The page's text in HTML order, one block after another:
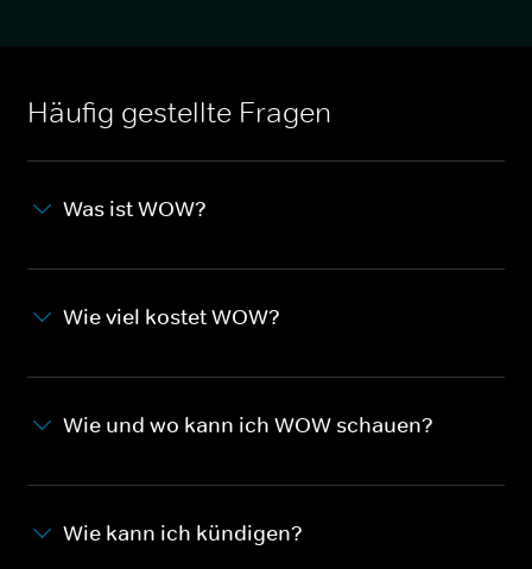
Häufig gestellte Fragen
Was ist WOW?
Wie viel kostet WOW?
Wie und wo kann ich WOW schauen?
Wie kann ich kündigen?